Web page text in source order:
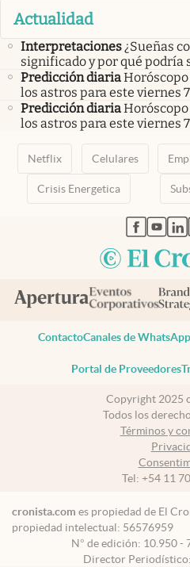
Actualidad
Interpretaciones¿Sueñas
significado y por qué podría
Predicción diaria
los astros para este viernes
Predicción diaria
los astros para este viernes
Netflix Celulares
Crisis Energetica
abre en
ContactoCanales de WhatsApp
Portal de Proveedores
Copyright 2025
Todos los
Términos y
Tel: +54 11
cronista.com es propiedad de El
propiedad intelectual: 56576959
N° de edición: 10.950 -
Director